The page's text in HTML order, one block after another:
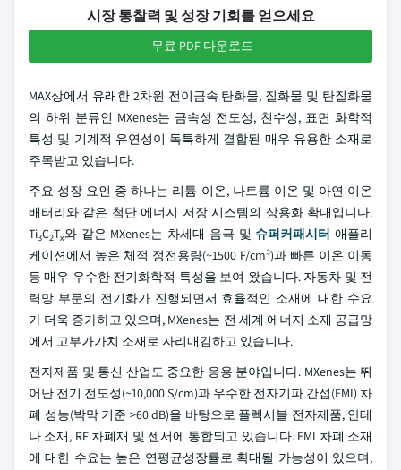
시장 통찰력 및 성장 기회를 얻으세요
무료 PDF 다운로드
MAX상에서 유래한 2차원 전이금속 탄화물, 질화물 및 탄질화물
의 하위 분류인 MXenes는 금속성 전도성, 친수성, 표면 화학적
특성 및 기계적 유연성이 독특하게 결합된 매우 유용한 소재로
주목받고 있습니다.
주요 성장 요인 중 하나는 리튬 이온, 나트륨 이온 및 아연 이온
배터리와 같은 첨단 에너지 저장 시스템의 상용화 확대입니다.
Ti3C2Tx와 같은 MXenes는 차세대 음극 및 슈퍼커패시터 애플리
케이션에서 높은 체적 정전용량(~1500 F/cm³)과 빠른 이온 이동
등 매우 우수한 전기화학적 특성을 보여 왔습니다. 자동차 및 전
력망 부문의 전기화가 진행되면서 효율적인 소재에 대한 수요
가 더욱 증가하고 있으며, MXenes는 전 세계 에너지 소재 공급망
에서 고부가가치 소재로 자리매김하고 있습니다.
전자제품 및 통신 산업도 중요한 응용 분야입니다. MXenes는 뛰
어난 전기 전도성(~10,000 S/cm)과 우수한 전자기파 간섭(EMI) 차
폐 성능(박막 기준 >60 dB)을 바탕으로 플렉시블 전자제품, 안테
나 소재, RF 차폐재 및 센서에 통합되고 있습니다. EMI 차폐 소재
에 대한 수요는 높은 연평균성장률로 확대될 가능성이 있으며,